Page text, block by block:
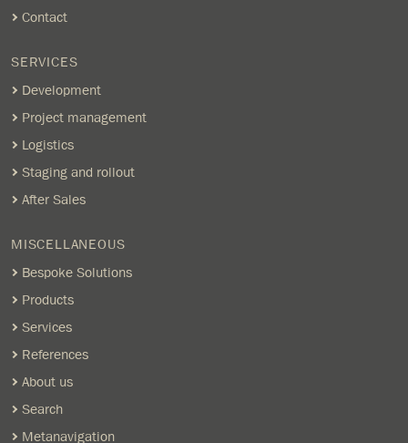
Contact
SERVICES
Development
Project management
Logistics
Staging and rollout
After Sales
MISCELLANEOUS
Bespoke Solutions
Products
Services
References
About us
Search
Metanavigation